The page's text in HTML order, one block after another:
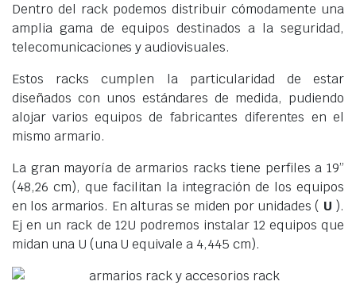
Dentro del rack podemos distribuir cómodamente una
amplia gama de equipos destinados a la seguridad,
telecomunicaciones y audiovisuales.
Estos racks cumplen la particularidad de estar
diseñados con unos estándares de medida, pudiendo
alojar varios equipos de fabricantes diferentes en el
mismo armario.
La gran mayoría de armarios racks tiene perfiles a 19”
(48,26 cm), que facilitan la integración de los equipos
en los armarios. En alturas se miden por unidades ( U ).
Ej en un rack de 12U podremos instalar 12 equipos que
midan una U (una U equivale a 4,445 cm).